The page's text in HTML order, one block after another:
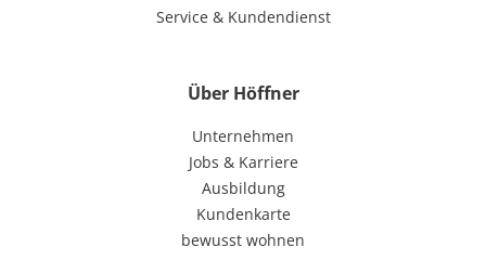
Service & Kundendienst
Über Höffner
Unternehmen
Jobs & Karriere
Ausbildung
Kundenkarte
bewusst wohnen